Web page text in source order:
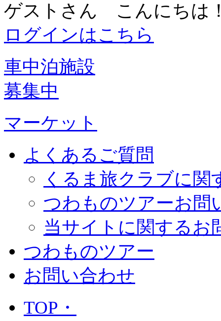
ゲストさん こんにちは
ログインはこちら
車中泊施設
募集中
マーケット
よくあるご質問
くるま旅クラブに関
つわものツアーお問
当サイトに関するお
つわものツアー
お問い合わせ
TOP・